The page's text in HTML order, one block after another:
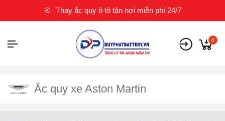
Thay ắc quy ô tô tận nơi miễn phí 24/7
0
Ắc quy xe Aston Martin